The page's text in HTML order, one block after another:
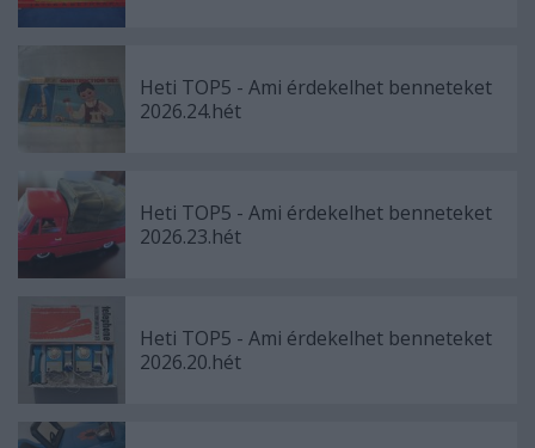
Heti TOP5 - Ami érdekelhet benneteket
2026.24.hét
Heti TOP5 - Ami érdekelhet benneteket
2026.23.hét
Heti TOP5 - Ami érdekelhet benneteket
2026.20.hét